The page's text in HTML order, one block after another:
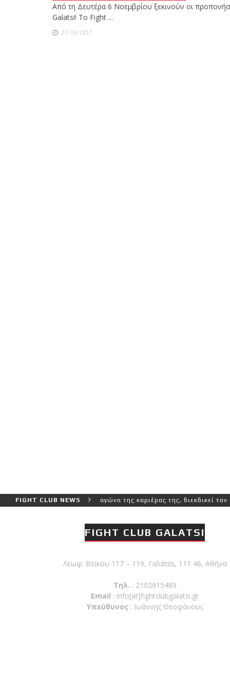
Από τη Δευτέρα 6 Noεμβρίου ξεκινούν οι
Galatsi! Το Fight ...
31/10/2017
FIGHT CLUB NEWS
και πιο δύσκολο αγώνα της καριέρας της, διεκδικεί τον 6ο
FIGHT CLUB GALATSI
Λεωφ. Βεϊκου 117 – 119, Γαλάτσι, 111 46, Αθήνα
Τηλ. : 2102915489
Email : info[at]fightclubgalatsi.gr
Υπεύθυνος : Ιωάννης Θεοφάνους